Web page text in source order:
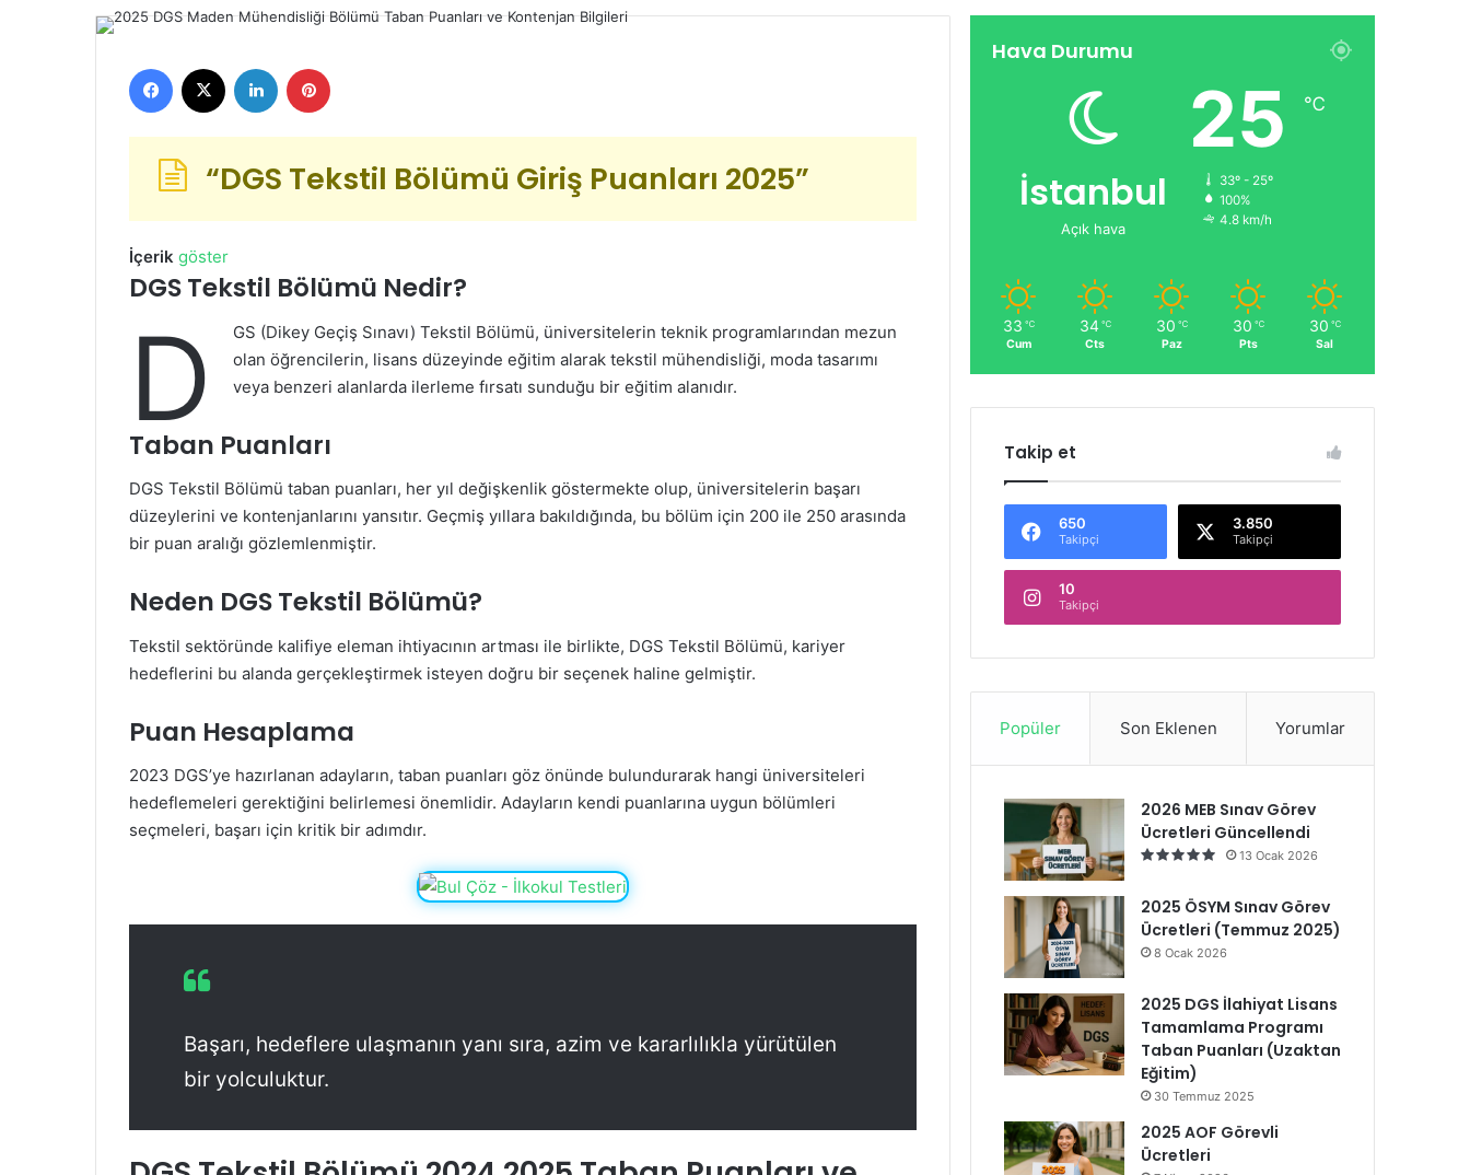
göndermek
“DGS Tekstil Bölümü Giriş Puanları 2025”
İçerik göster
DGS Tekstil Bölümü Nedir?
D
GS (Dikey Geçiş Sınavı) Tekstil Bölümü, üniversitelerin teknik programlarından mezun
olan öğrencilerin, lisans düzeyinde eğitim alarak tekstil mühendisliği, moda tasarımı
veya benzeri alanlarda ilerleme fırsatı sunduğu bir eğitim alanıdır.
Taban Puanları
DGS Tekstil Bölümü taban puanları, her yıl değişkenlik göstermekte olup, üniversitelerin başarı
düzeylerini ve kontenjanlarını yansıtır. Geçmiş yıllara bakıldığında, bu bölüm için 200 ile 250 arasında
bir puan aralığı gözlemlenmiştir.
Neden DGS Tekstil Bölümü?
Tekstil sektöründe kalifiye eleman ihtiyacının artması ile birlikte, DGS Tekstil Bölümü, kariyer
hedeflerini bu alanda gerçekleştirmek isteyen doğru bir seçenek haline gelmiştir.
Puan Hesaplama
2023 DGS’ye hazırlanan adayların, taban puanları göz önünde bulundurarak hangi üniversiteleri
hedeflemeleri gerektiğini belirlemesi önemlidir. Adayların kendi puanlarına uygun bölümleri
seçmeleri, başarı için kritik bir adımdır.
Başarı, hedeflere ulaşmanın yanı sıra, azim ve kararlılıkla yürütülen
bir yolculuktur.
Hava Durumu
İstanbul
Açık hava
25 ℃
33º - 25º
100%
4.8 km/h
33 ℃
Cum
34 ℃
Cts
30 ℃
Paz
30 ℃
Pts
30 ℃
Sal
Takip et
650
Takipçi
3.850
Takipçi
10
Takipçi
Popüler Son Eklenen Yorumlar
2026 MEB Sınav Görev
Ücretleri Güncellendi
13 Ocak 2026
2025 ÖSYM Sınav Görev
Ücretleri (Temmuz 2025)
8 Ocak 2026
2025 DGS İlahiyat Lisans
Tamamlama Programı
Taban Puanları (Uzaktan
Eğitim)
30 Temmuz 2025
2025 AOF Görevli
Ücretleri